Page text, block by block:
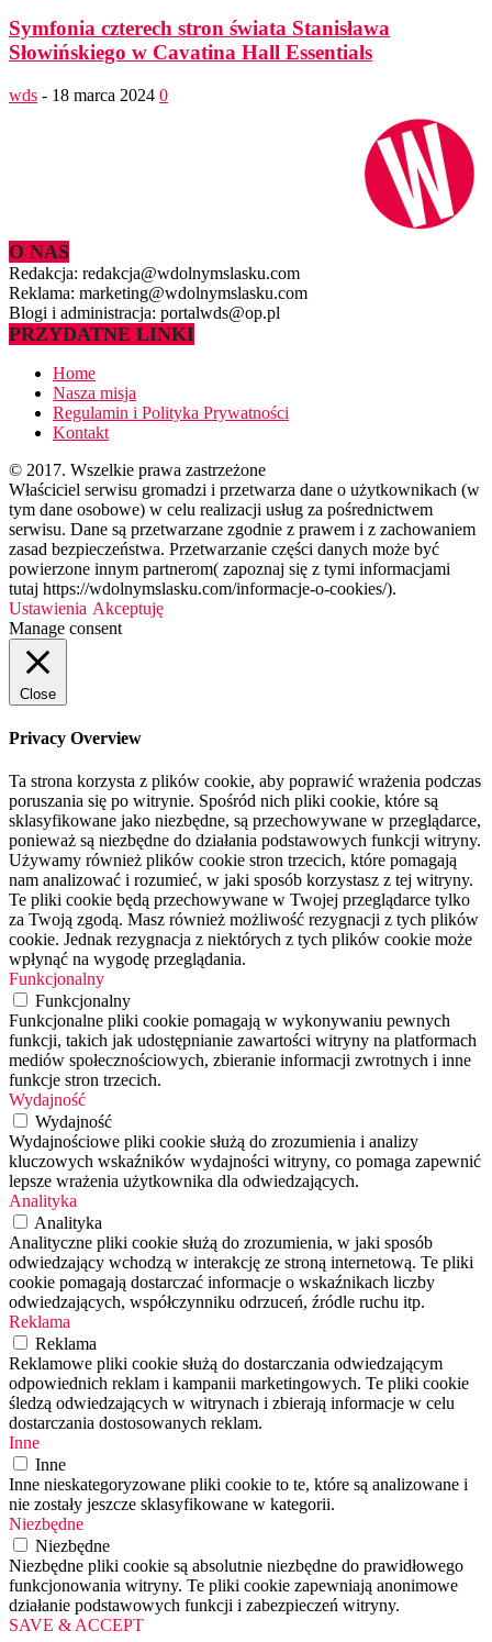
Symfonia czterech stron świata Stanisława
Słowińskiego w Cavatina Hall Essentials
wds - 18 marca 2024 0
O NAS
Redakcja: redakcja@wdolnymslasku.com
Reklama: marketing@wdolnymslasku.com
Blogi i administracja: portalwds@op.pl
PRZYDATNE LINKI
Home
Nasza misja
Regulamin i Polityka Prywatności
Kontakt
© 2017. Wszelkie prawa zastrzeżone
Właściciel serwisu gromadzi i przetwarza dane o użytkownikach (w
tym dane osobowe) w celu realizacji usług za pośrednictwem
serwisu. Dane są przetwarzane zgodnie z prawem i z zachowaniem
zasad bezpieczeństwa. Przetwarzanie części danych może być
powierzone innym partnerom( zapoznaj się z tymi informacjami
tutaj https://wdolnymslasku.com/informacje-o-cookies/).
Ustawienia Akceptuję
Manage consent
Close
Privacy Overview
Ta strona korzysta z plików cookie, aby poprawić wrażenia podczas
poruszania się po witrynie. Spośród nich pliki cookie, które są
sklasyfikowane jako niezbędne, są przechowywane w przeglądarce,
ponieważ są niezbędne do działania podstawowych funkcji witryny.
Używamy również plików cookie stron trzecich, które pomagają
nam analizować i rozumieć, w jaki sposób korzystasz z tej witryny.
Te pliki cookie będą przechowywane w Twojej przeglądarce tylko
za Twoją zgodą. Masz również możliwość rezygnacji z tych plików
cookie. Jednak rezygnacja z niektórych z tych plików cookie może
wpłynąć na wygodę przeglądania.
Funkcjonalny
Funkcjonalny
Funkcjonalne pliki cookie pomagają w wykonywaniu pewnych
funkcji, takich jak udostępnianie zawartości witryny na platformach
mediów społecznościowych, zbieranie informacji zwrotnych i inne
funkcje stron trzecich.
Wydajność
Wydajność
Wydajnościowe pliki cookie służą do zrozumienia i analizy
kluczowych wskaźników wydajności witryny, co pomaga zapewnić
lepsze wrażenia użytkownika dla odwiedzających.
Analityka
Analityka
Analityczne pliki cookie służą do zrozumienia, w jaki sposób
odwiedzający wchodzą w interakcję ze stroną internetową. Te pliki
cookie pomagają dostarczać informacje o wskaźnikach liczby
odwiedzających, współczynniku odrzuceń, źródle ruchu itp.
Reklama
Reklama
Reklamowe pliki cookie służą do dostarczania odwiedzającym
odpowiednich reklam i kampanii marketingowych. Te pliki cookie
śledzą odwiedzających w witrynach i zbierają informacje w celu
dostarczania dostosowanych reklam.
Inne
Inne
Inne nieskategoryzowane pliki cookie to te, które są analizowane i
nie zostały jeszcze sklasyfikowane w kategorii.
Niezbędne
Niezbędne
Niezbędne pliki cookie są absolutnie niezbędne do prawidłowego
funkcjonowania witryny. Te pliki cookie zapewniają anonimowe
działanie podstawowych funkcji i zabezpieczeń witryny.
SAVE & ACCEPT